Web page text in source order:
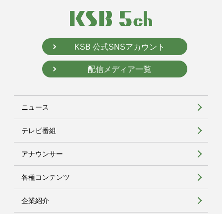
KSB 公式SNSアカウント
配信メディア一覧
ニュース
テレビ番組
アナウンサー
各種コンテンツ
企業紹介